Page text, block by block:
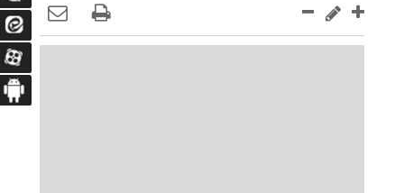
شد / تجارت ۱۰ میلیارد دلاری ایران و پاکستان